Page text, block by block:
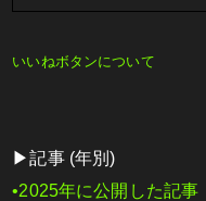
いいねボタンについて
▶記事 (年別)
•2025年に公開した記事